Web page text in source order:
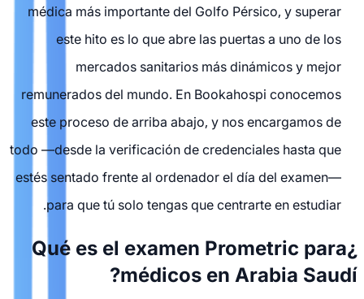
médica más importante del Golfo Pérsico, y superar
este hito es lo que abre las puertas a uno de los
mercados sanitarios más dinámicos y mejor
remunerados del mundo. En Bookahospi conocemos
este proceso de arriba abajo, y nos encargamos de
todo —desde la verificación de credenciales hasta que
estés sentado frente al ordenador el día del examen—
para que tú solo tengas que centrarte en estudiar.
¿Qué es el examen Prometric para
médicos en Arabia Saudí?